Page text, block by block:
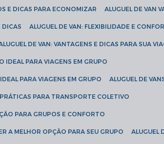
E DICAS PARA ECONOMIZAR ALUGUEL DE VAN
DICAS ALUGUEL DE VAN: FLEXIBILIDADE E
ALUGUEL DE VAN: VANTAGENS E DICAS PARA SUA
IDEAL PARA VIAGENS EM GRUPO
PARA VIAGENS EM GRUPO ALUGUEL DE
PARA TRANSPORTE COLETIVO
PARA GRUPOS E CONFORTO
A MELHOR OPÇÃO PARA SEU GRUPO